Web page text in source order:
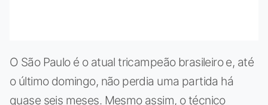
O São Paulo é o atual tricampeão brasileiro e, até
o último domingo, não perdia uma partida há
quase seis meses. Mesmo assim, o técnico